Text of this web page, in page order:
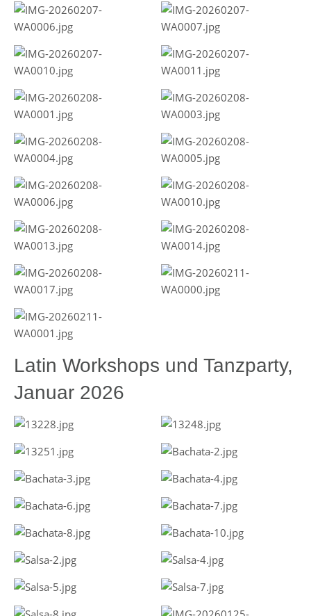
Latin Workshops und Tanzparty,
Januar 2026